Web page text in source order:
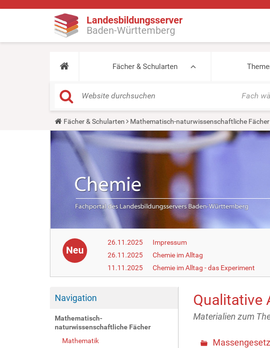
Landesbildungsserver
Baden-Württemberg
Fächer & Schularten
Fach
Y
o
a
Fächer & Schularten Mathematisch-naturwissenschaftliche Fächer
Neu
26.11.2025
Impressum
26.11.2025
Chemie im Alltag
11.11.2025
Chemie im Alltag - das Experiment
Navigation
Mathematisch-
naturwissenschaftliche Fächer
Mathematik
Qualitative
Materialien zum